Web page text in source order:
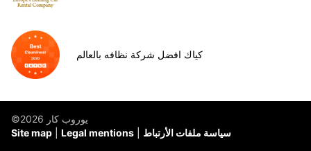
كياك افضل شركة نظافه بالعالم
©يوروب كار 2026
Site map
Legal mentions سياسة ملفات الأرتباط